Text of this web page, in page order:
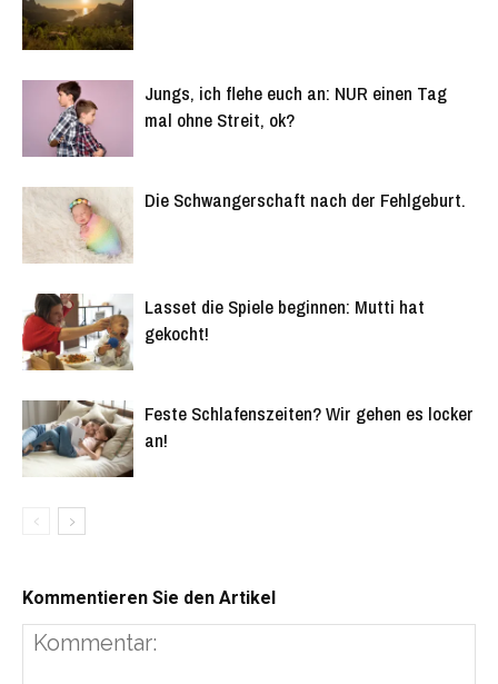
Jungs, ich flehe euch an: NUR einen Tag
mal ohne Streit, ok?
Die Schwangerschaft nach der Fehlgeburt.
Lasset die Spiele beginnen: Mutti hat
gekocht!
Feste Schlafenszeiten? Wir gehen es locker
an!
Kommentieren Sie den Artikel